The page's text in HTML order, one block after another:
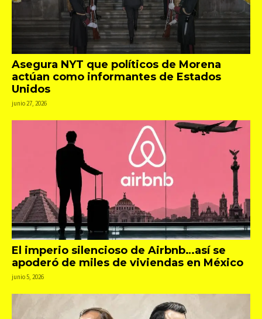
Asegura NYT que políticos de Morena
actúan como informantes de Estados
Unidos
junio 27, 2026
El imperio silencioso de Airbnb…así se
apoderó de miles de viviendas en México
junio 5, 2026